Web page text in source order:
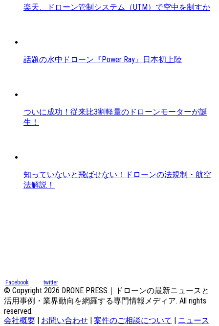
楽天、ドローン管制システム（UTM）で空中を制すか
話題の水中ドローン『Power Ray』日本初上陸
ついに成功！従来比3割軽量のドローンモーターが誕
生！
知っていないと飛ばせない！ドローンの法規制・航空
法解説！
Facebook twitter
© Copyright 2026 DRONE PRESS｜ドローンの最新ニュースと
活用事例・業界動向を網羅する専門情報メディア. All rights
reserved.
会社概要
お問い合わせ 案件のご相談について ニュース